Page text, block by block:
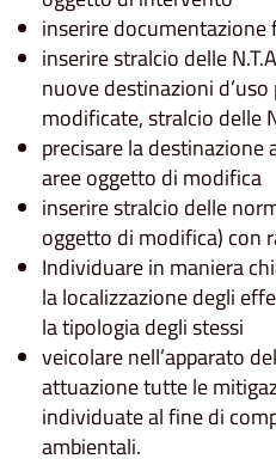
inserire documentazione
inserire stralcio delle
nuove destinazioni
modificate, stralcio delle
precisare la destinazione
aree oggetto di modifica
inserire stralcio delle
oggetto di modifica)
Individuare in maniera
la localizzazione degli
la tipologia degli stessi
veicolare nell’apparato
attuazione tutte le
individuate al fine di
ambientali.